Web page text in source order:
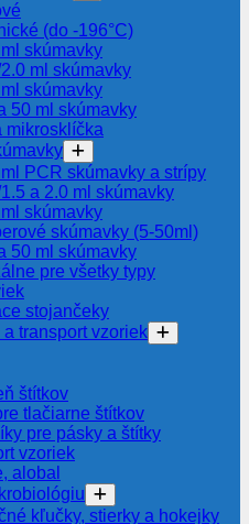
(do -196°C)
skúmavky
ml skúmavky
skúmavky
50 ml skúmavky
mikrosklíčka
ml PCR skúmavky a strípy
a 2.0 ml skúmavky
skúmavky
skúmavky (5-50ml)
50 ml skúmavky
pre všetky typy
stojančeky
transport vzoriek
štítkov
tlačiarne štítkov
pre pásky a štítky
vzoriek
alobal
kľučky, stierky a hokejky